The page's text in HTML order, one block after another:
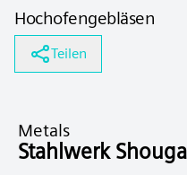
Hochofengebläsen
Teilen
Metals
Stahlwerk